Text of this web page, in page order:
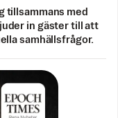
tillsammans med
in gäster till att
samhällsfrågor.